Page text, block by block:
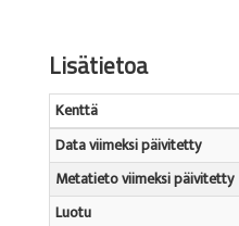
Lisätietoa
Kenttä
Data viimeksi päivitetty
Metatieto viimeksi päivitetty
Luotu